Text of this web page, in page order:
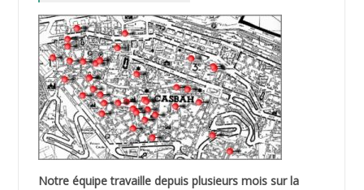
Notre équipe travaille depuis plusieurs mois sur la